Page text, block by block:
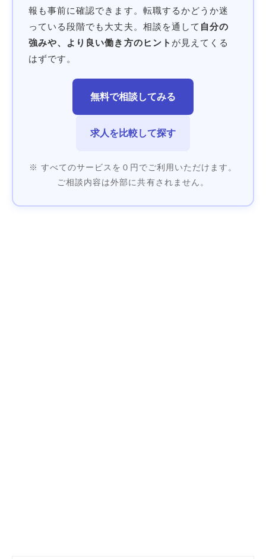
報も事前に確認できます。転職するかどうか迷
っている段階でも大丈夫。相談を通して 自分の
強みや、より良い働き方のヒント が見えてくる
はずです。
無料で相談してみる
求人を比較して探す
※ すべてのサービスを０円でご利用いただけます。
ご相談内容は外部に共有されません。